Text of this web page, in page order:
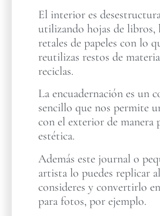
El interior es
utilizando hojas de libros,
retales de papeles con lo
reutilizas restos de
reciclas.
La encuadernación es un
sencillo que nos permite
con el exterior de manera
estética.
Además este journal o
artista lo puedes replicar
consideres y convertirlo
para fotos, por ejemplo.